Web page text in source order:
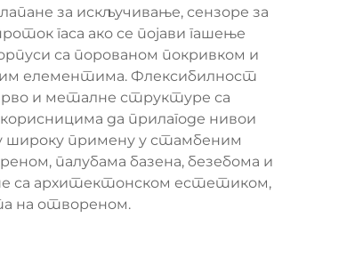
за искључивање, сензоре за
гаса ако се појави гашење
са порованом покривком и
елементима. Флексибилност
и металне структуре са
да прилагоде нивои
широку примену у стамбеним
палубама базена, безебома и
са архитектонском естетиком,
на отвореном.